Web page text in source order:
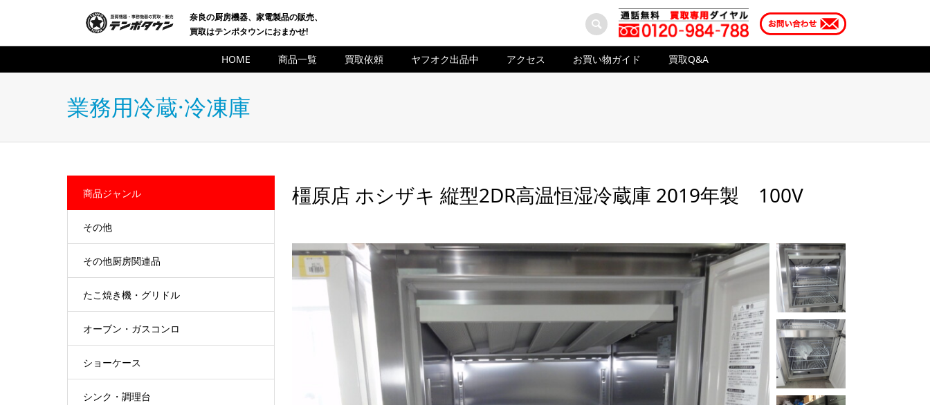
奈良の厨房機器、家電製品の販売、
買取はテンポタウンにおまかせ!
HOME 商品一覧 買取依頼 ヤフオク出品中 アクセス お買い物ガイド 買取Q&A
業務用冷蔵·冷凍庫
橿原店 ホシザキ 縦型2DR高温恒湿冷蔵庫 2019年製 100V
商品ジャンル
その他
その他厨房関連品
たこ焼き機・グリドル
オーブン・ガスコンロ
ショーケース
シンク・調理台